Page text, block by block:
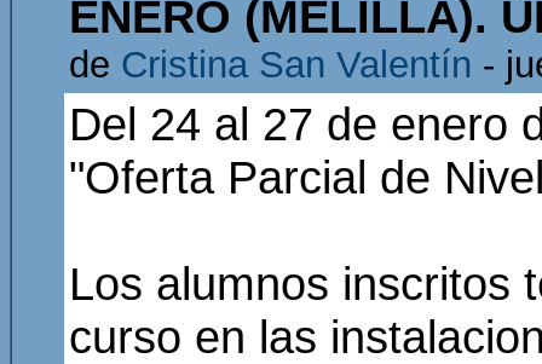
ENERO (MELILLA).
de Cristina San Valentín -
Del 24 al 27 de enero
"Oferta Parcial de
Los alumnos inscritos
curso en las